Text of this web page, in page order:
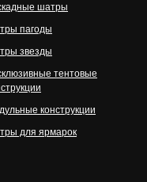
шатры
пагоды
звезды
тентовые
конструкции
для ярмарок